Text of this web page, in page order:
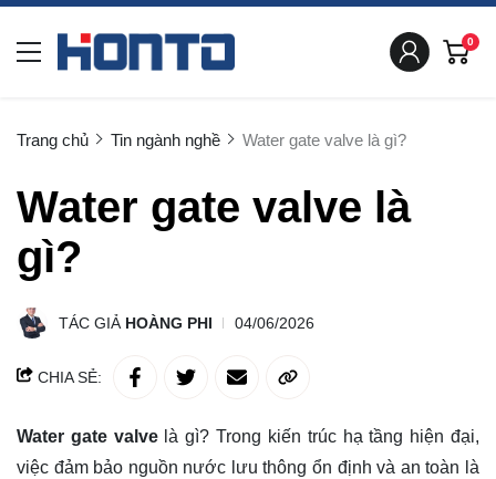
0
Trang chủ Tin ngành nghề Water gate valve là gì?
Water gate valve là
gì?
TÁC GIẢ HOÀNG PHI 04/06/2026
CHIA SẺ:
Water gate valve là gì? Trong kiến trúc hạ tầng hiện đại,
việc đảm bảo nguồn nước lưu thông ổn định và an toàn là